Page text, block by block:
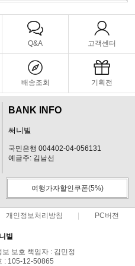
Q&A 고객센터
배송조회 기획전
BANK INFO
써니빌
국민은행 004402-04-056131
예금주: 김남선
여행가자할인쿠폰(5%)
개인정보처리방침 PC버전
빌
보호 책임자 : 김민정
: 105-12-50865